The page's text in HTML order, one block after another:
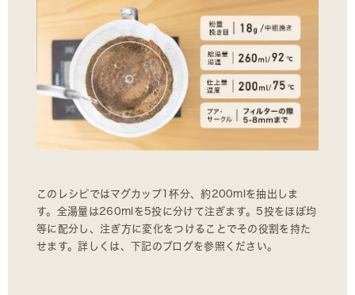
このレシピではマグカップ1杯分、約200mlを抽出しま
す。全湯量は260mlを5投に分けて注ぎます。5投をほぼ均
等に配分し、注ぎ方に変化をつけることでその役割を持た
せます。詳しくは、下記のブログを参照ください。